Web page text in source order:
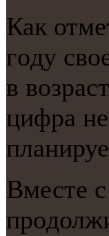
Как
гοду
в
цифра
Вместе